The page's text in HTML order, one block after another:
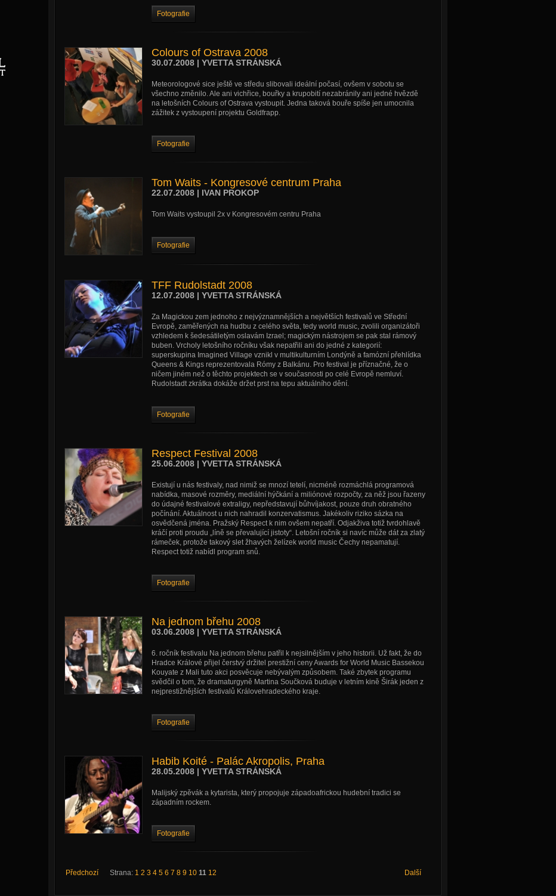
Fotografie
Colours of Ostrava 2008
30.07.2008 | YVETTA STRÁNSKÁ
Meteorologové sice ještě ve středu slibovali ideální počasí, ovšem v sobotu se
všechno změnilo. Ale ani vichřice, bouřky a krupobití nezabránily ani jedné hvězdě
na letošních Colours of Ostrava vystoupit. Jedna taková bouře spíše jen umocnila
zážitek z vystoupení projektu Goldfrapp.
Fotografie
Tom Waits - Kongresové centrum Praha
22.07.2008 | IVAN PROKOP
Tom Waits vystoupil 2x v Kongresovém centru Praha
Fotografie
TFF Rudolstadt 2008
12.07.2008 | YVETTA STRÁNSKÁ
Za Magickou zem jednoho z nejvýznamnějších a největších festivalů ve Střední
Evropě, zaměřených na hudbu z celého světa, tedy world music, zvolili organizátoři
vzhledem k šedesátiletým oslavám Izrael; magickým nástrojem se pak stal rámový
buben. Vrcholy letošního ročníku však nepatřili ani do jedné z kategorií:
superskupina Imagined Village vznikl v multikulturním Londýně a famózní přehlídka
Queens & Kings reprezentovala Rómy z Balkánu. Pro festival je příznačné, že o
ničem jiném než o těchto projektech se v současnosti po celé Evropě nemluví.
Rudolstadt zkrátka dokáže držet prst na tepu aktuálního dění.
Fotografie
Respect Festival 2008
25.06.2008 | YVETTA STRÁNSKÁ
Existují u nás festivaly, nad nimiž se mnozí tetelí, nicméně rozmáchlá programová
nabídka, masové rozměry, mediální hýčkání a miliónové rozpočty, za něž jsou řazeny
do údajné festivalové extraligy, nepředstavují bůhvíjakost, pouze druh obratného
počínání. Aktuálnost u nich nahradil konzervatismus. Jakékoliv riziko sázka na
osvědčená jména. Pražský Respect k nim ovšem nepatří. Odjakživa totiž tvrdohlavě
kráčí proti proudu „líně se převalující jistoty“. Letošní ročník si navíc může dát za zlatý
rámeček, protože takový slet žhavých želízek world music Čechy nepamatují.
Respect totiž nabídl program snů.
Fotografie
Na jednom břehu 2008
03.06.2008 | YVETTA STRÁNSKÁ
6. ročník festivalu Na jednom břehu patřil k nejsilnějším v jeho historii. Už fakt, že do
Hradce Králové přijel čerstvý držitel prestižní ceny Awards for World Music Bassekou
Kouyate z Mali tuto akci posvěcuje nebývalým způsobem. Také zbytek programu
svědčil o tom, že dramaturgyně Martina Součková buduje v letním kině Širák jeden z
nejprestižnějších festivalů Královehradeckého kraje.
Fotografie
Habib Koité - Palác Akropolis, Praha
28.05.2008 | YVETTA STRÁNSKÁ
Malijský zpěvák a kytarista, který propojuje západoafrickou hudební tradici se
západním rockem.
Fotografie
Předchozí Strana: 1 2 3 4 5 6 7 8 9 10 11 12 Další